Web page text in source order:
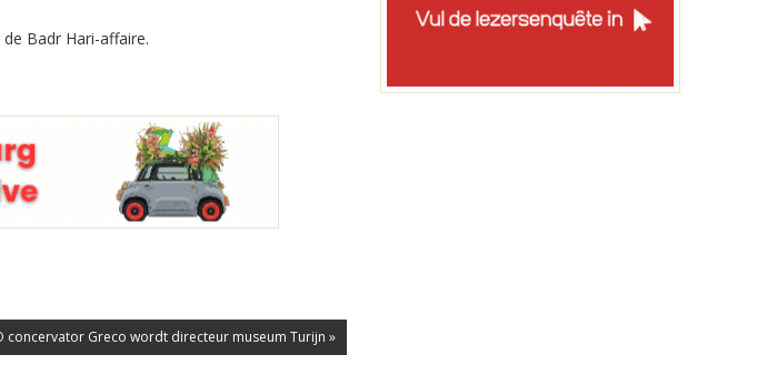
Badr Hari-affaire.
concervator Greco wordt directeur museum Turijn »